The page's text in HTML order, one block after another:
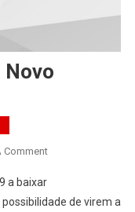
Novo
CommentOn
Guerra
a baixar
de virem a